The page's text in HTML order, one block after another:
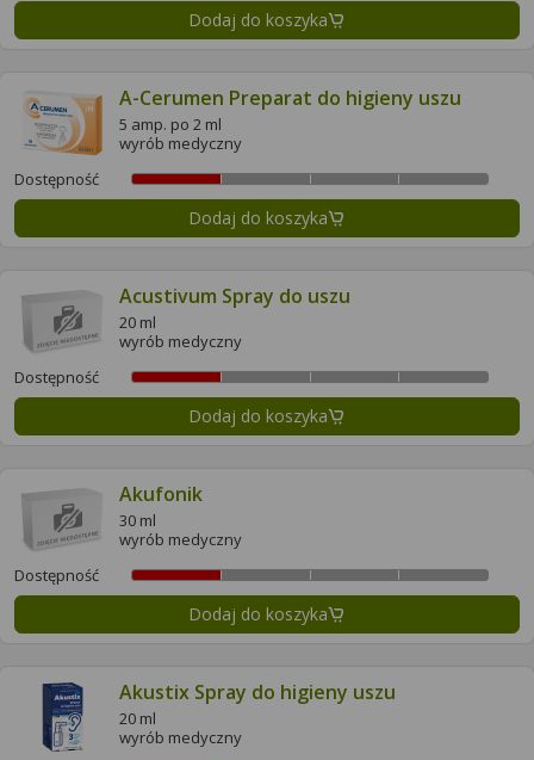
Dodaj do koszyka
A-Cerumen Preparat do higieny uszu
5 amp. po 2 ml
wyrób medyczny
Dostępność
Dodaj do koszyka
Acustivum Spray do uszu
20 ml
wyrób medyczny
Dostępność
Dodaj do koszyka
Akufonik
30 ml
wyrób medyczny
Dostępność
Dodaj do koszyka
Akustix Spray do higieny uszu
20 ml
wyrób medyczny